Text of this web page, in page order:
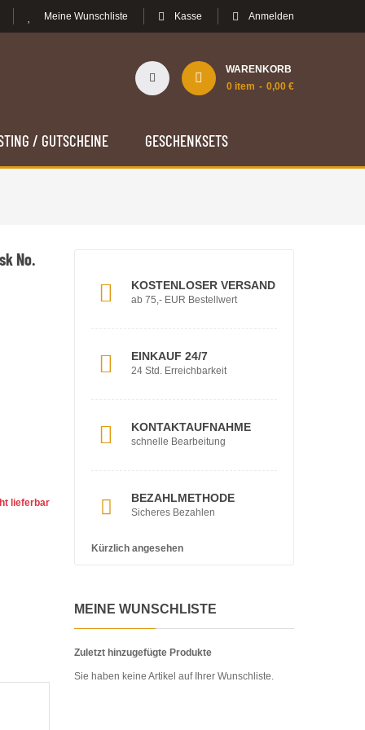
Meine Wunschliste Kasse Anmelden
WARENKORB
0 item 0,00 €
/ GUTSCHEINE GESCHENKSETS
No.
lieferbar
KOSTENLOSER VERSAND
ab 75,- EUR Bestellwert
EINKAUF 24/7
24 Std. Erreichbarkeit
KONTAKTAUFNAHME
schnelle Bearbeitung
BEZAHLMETHODE
Sicheres Bezahlen
Kürzlich angesehen
MEINE WUNSCHLISTE
Zuletzt hinzugefügte Produkte
Sie haben keine Artikel auf Ihrer Wunschliste.